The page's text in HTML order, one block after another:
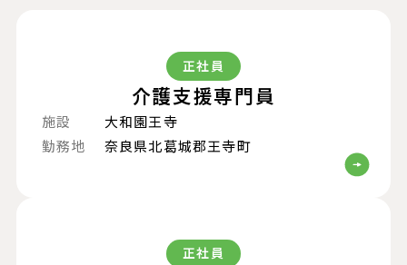
正社員
介護支援専門員
施設
大和園王寺
勤務地
奈良県北葛城郡王寺町
正社員